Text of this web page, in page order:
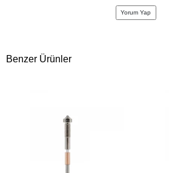
Yorum Yap
Benzer Ürünler